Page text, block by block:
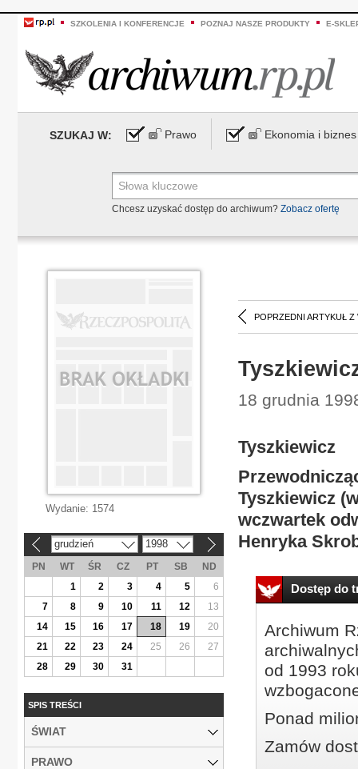
SZKOLENIA I KONFERENCJE POZNAJ NASZE PRODUKTY E-
SZUKAJ W: Prawo Ekonomia i biznes
Chcesz uzyskać dostęp do archiwum? Zobacz ofertę
POPRZEDNI ARTYKUŁ Z
18 grudnia
Tyszkiewicz
Tyszkiewicz
wczwartek
Henryka
Dostęp do
Archiwum
od 1993
Ponad
Zamów
Wydanie: 1574
grudzień 1998
PN WT ŚR CZ PT SB
ND
1
2 3 4 5
6
7
8 9 10 11 12
13
14
15 16 17 18 19
20
21
22 23 24 25 26
27
28
29 30 31
SPIS TREŚCI
ŚWIAT
PRAWO